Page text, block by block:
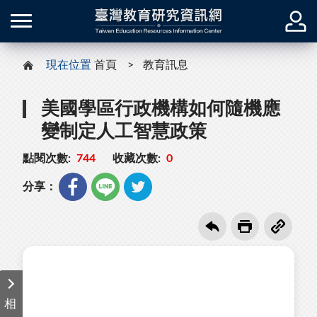
現在位置 首頁 教育訊息
美國學區行政機構如何隨機應
變制定人工智慧政策
點閱次數: 744 收藏次數: 0
分享：
相